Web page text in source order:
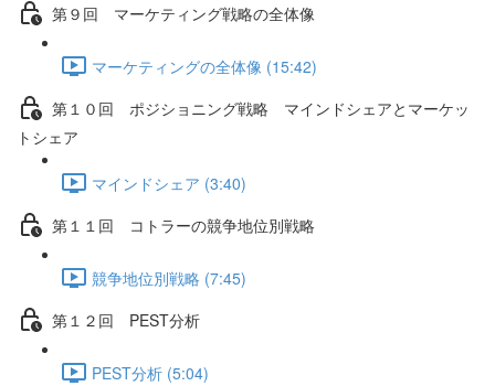
第９回 マーケティング戦略の全体像
マーケティングの全体像 (15:42)
第１０回 ポジショニング戦略 マインドシェアとマーケッ
トシェア
マインドシェア (3:40)
第１１回 コトラーの競争地位別戦略
競争地位別戦略 (7:45)
第１２回 PEST分析
PEST分析 (5:04)